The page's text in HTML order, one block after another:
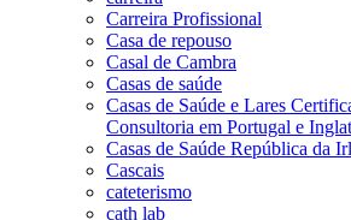
Carreira Profissional
Casa de repouso
Casal de Cambra
Casas de saúde
Casas de Saúde e Lares
Consultoria em Portugal e
Casas de Saúde República da
Cascais
cateterismo
cath lab